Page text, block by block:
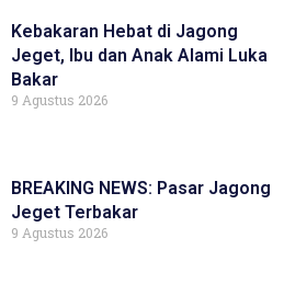
Kebakaran Hebat di Jagong
Jeget, Ibu dan Anak Alami Luka
Bakar
9 Agustus 2026
BREAKING NEWS: Pasar Jagong
Jeget Terbakar
9 Agustus 2026